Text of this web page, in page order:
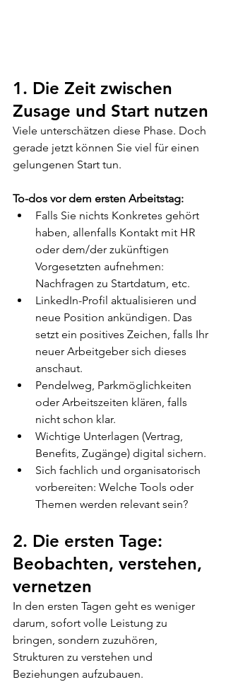
1. Die Zeit zwischen
Zusage und Start nutzen
Viele unterschätzen diese Phase. Doch
gerade jetzt können Sie viel für einen
gelungenen Start tun.
To-dos vor dem ersten Arbeitstag:
Falls Sie nichts Konkretes gehört
haben, allenfalls Kontakt mit HR
oder dem/der zukünftigen
Vorgesetzten aufnehmen:
Nachfragen zu Startdatum, etc.
LinkedIn-Profil aktualisieren und
neue Position ankündigen. Das
setzt ein positives Zeichen, falls Ihr
neuer Arbeitgeber sich dieses
anschaut.
Pendelweg, Parkmöglichkeiten
oder Arbeitszeiten klären, falls
nicht schon klar.
Wichtige Unterlagen (Vertrag,
Benefits, Zugänge) digital sichern.
Sich fachlich und organisatorisch
vorbereiten: Welche Tools oder
Themen werden relevant sein?
2. Die ersten Tage:
Beobachten, verstehen,
vernetzen
In den ersten Tagen geht es weniger
darum, sofort volle Leistung zu
bringen, sondern zuzuhören,
Strukturen zu verstehen und
Beziehungen aufzubauen.